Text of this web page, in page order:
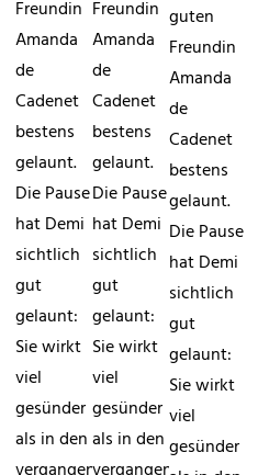
Freundin
Amanda
de
Cadenet
bestens
gelaunt.
Die Pause
hat Demi
sichtlich
gut
gelaunt:
Sie wirkt
viel
gesünder
als in den
Freundin
Amanda
de
Cadenet
bestens
gelaunt.
Die Pause
hat Demi
sichtlich
gut
gelaunt:
Sie wirkt
viel
gesünder
als in den
guten
Freundin
Amanda
de
Cadenet
bestens
gelaunt.
Die Pause
hat Demi
sichtlich
gut
gelaunt:
Sie wirkt
viel
gesünder